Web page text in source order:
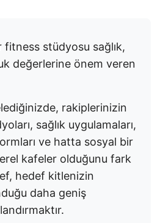
stüdyosu sağlık,
değerlerine önem veren
rakiplerinizin
sağlık uygulamaları,
ve hatta sosyal bir
kafeler olduğunu fark
hedef kitlenizin
daha geniş